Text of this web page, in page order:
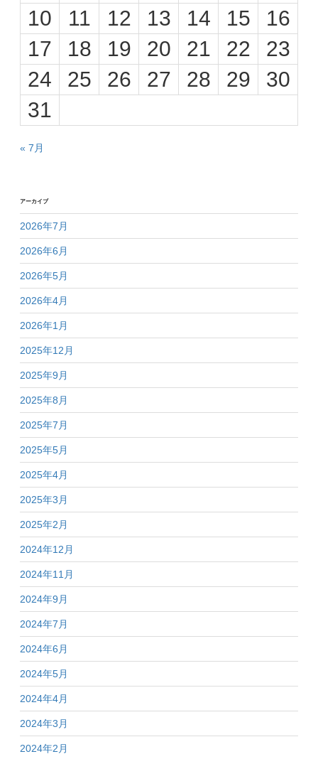
10
11 12 13 14 15
16
17
18 19 20 21 22
23
24
25 26 27 28 29
30
31
« 7月
アーカイブ
2026年7月
2026年6月
2026年5月
2026年4月
2026年1月
2025年12月
2025年9月
2025年8月
2025年7月
2025年5月
2025年4月
2025年3月
2025年2月
2024年12月
2024年11月
2024年9月
2024年7月
2024年6月
2024年5月
2024年4月
2024年3月
2024年2月